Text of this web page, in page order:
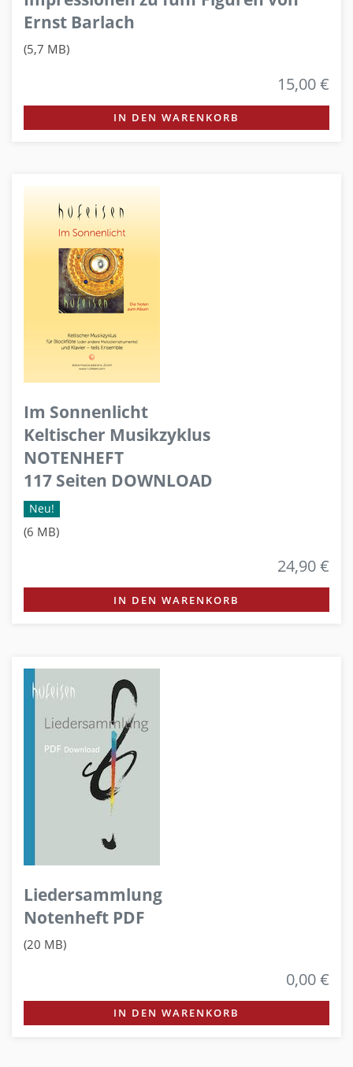
Ernst Barlach
(5,7 MB)
15,00 €
IN DEN WARENKORB
Im Sonnenlicht
Keltischer Musikzyklus
NOTENHEFT
117 Seiten DOWNLOAD
Neu!
(6 MB)
24,90 €
IN DEN WARENKORB
Liedersammlung
Notenheft PDF
(20 MB)
0,00 €
IN DEN WARENKORB